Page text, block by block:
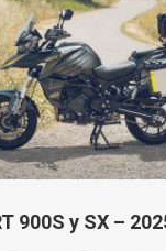
900S y SX –